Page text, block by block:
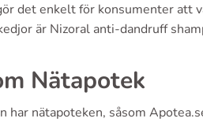
det enkelt för konsumenter att
är Nizoral anti-dandruff
Nätapotek
har nätapoteken, såsom